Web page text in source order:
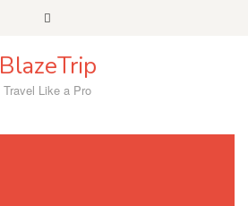
BlazeTrip
Travel Like a Pro